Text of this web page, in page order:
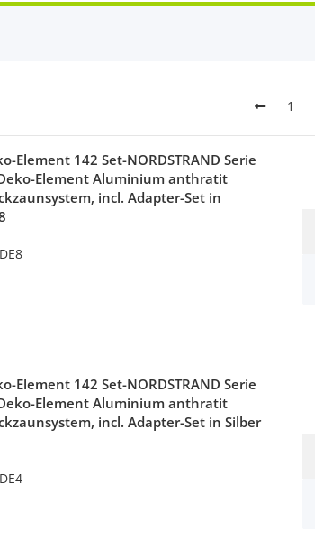
1
Element 142 Set-NORDSTRAND Serie
Element Aluminium anthratit
incl. Adapter-Set in
Element 142 Set-NORDSTRAND Serie
Element Aluminium anthratit
incl. Adapter-Set in Silber